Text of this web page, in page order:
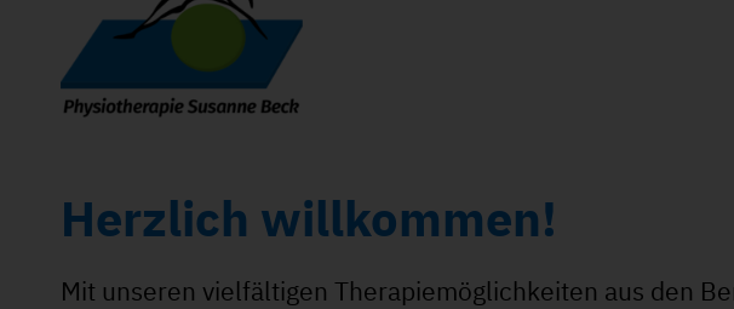
Herzlich willkommen!
Mit unseren vielfältigen Therapiemöglichkeiten aus den